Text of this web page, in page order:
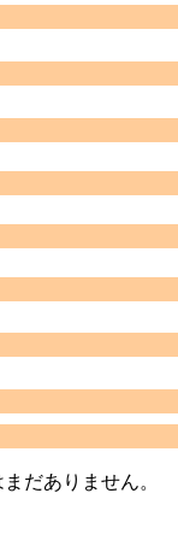
だありません。